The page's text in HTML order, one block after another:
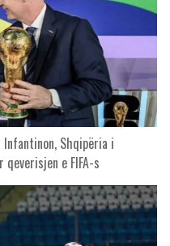
Infantinon, Shqipëria i
e FIFA-s